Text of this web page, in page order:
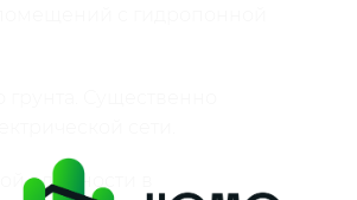
с гидропонной
Существенно
сети.
влажности в